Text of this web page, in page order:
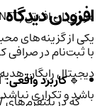
یکی از گزینه‌های
🔹کاربرد واقعی:
که در پلتفرم‌های
افزودن دیدگاه
با ثبت‌نام در صرافی
باشد و تکراری نباشد.